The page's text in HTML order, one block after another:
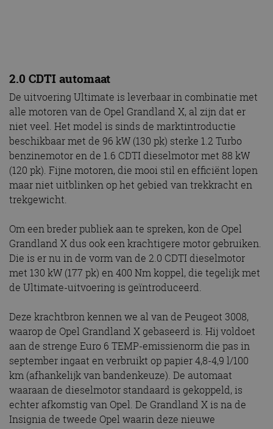
2.0 CDTI automaat
De uitvoering Ultimate is leverbaar in combinatie met
alle motoren van de Opel Grandland X, al zijn dat er
niet veel. Het model is sinds de marktintroductie
beschikbaar met de 96 kW (130 pk) sterke 1.2 Turbo
benzinemotor en de 1.6 CDTI dieselmotor met 88 kW
(120 pk). Fijne motoren, die mooi stil en efficiënt lopen
maar niet uitblinken op het gebied van trekkracht en
trekgewicht.
Om een breder publiek aan te spreken, kon de Opel
Grandland X dus ook een krachtigere motor gebruiken.
Die is er nu in de vorm van de 2.0 CDTI dieselmotor
met 130 kW (177 pk) en 400 Nm koppel, die tegelijk met
de Ultimate-uitvoering is geïntroduceerd.
Deze krachtbron kennen we al van de Peugeot 3008,
waarop de Opel Grandland X gebaseerd is. Hij voldoet
aan de strenge Euro 6 TEMP-emissienorm die pas in
september ingaat en verbruikt op papier 4,8-4,9 l/100
km (afhankelijk van bandenkeuze). De automaat
waaraan de dieselmotor standaard is gekoppeld, is
echter afkomstig van Opel. De Grandland X is na de
Insignia de tweede Opel waarin deze nieuwe